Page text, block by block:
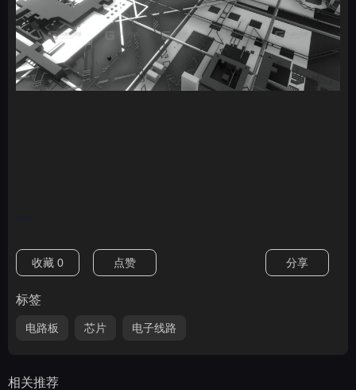
收藏 0 点赞 分享
标签
电路板 芯片 电子线路
相关推荐